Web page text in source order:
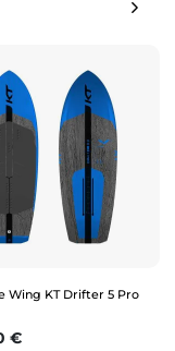
Wing KT Drifter 5 Pro
€